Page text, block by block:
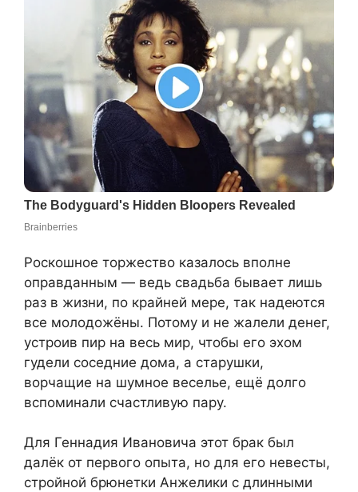
Роскошное торжество казалось вполне
оправданным — ведь свадьба бывает лишь
раз в жизни, по крайней мере, так надеются
все молодожёны. Потому и не жалели денег,
устроив пир на весь мир, чтобы его эхом
гудели соседние дома, а старушки,
ворчащие на шумное веселье, ещё долго
вспоминали счастливую пару.
Для Геннадия Ивановича этот брак был
далёк от первого опыта, но для его невесты,
стройной брюнетки Анжелики с длинными